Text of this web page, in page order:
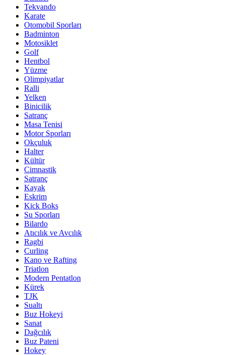
Tekvando
Karate
Otomobil Sporları
Badminton
Motosiklet
Golf
Hentbol
Yüzme
Olimpiyatlar
Ralli
Yelken
Binicilik
Satranç
Masa Tenisi
Motor Sporları
Okçuluk
Halter
Kültür
Cimnastik
Satranç
Kayak
Eskrim
Kick Boks
Su Sporları
Bilardo
Atıcılık ve Avcılık
Ragbi
Curling
Kano ve Rafting
Triatlon
Modern Pentatlon
Kürek
TJK
Sualtı
Buz Hokeyi
Sanat
Dağcılık
Buz Pateni
Hokey